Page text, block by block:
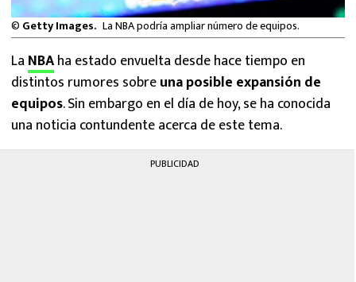
NFL
© Getty Images. La NBA podría ampliar número de equipos.
La NBAha estado envuelta desde hace tiempo en
distintos rumores sobreuna posible expansión de
equipos. Sin embargo en el día de hoy, se ha conocida
una noticia contundente acerca de este tema.
PUBLICIDAD